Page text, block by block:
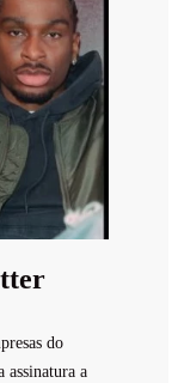
do
assinatura a